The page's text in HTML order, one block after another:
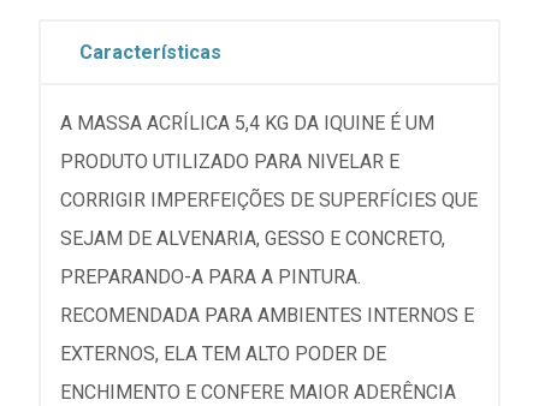
Características
A MASSA ACRÍLICA 5,4 KG DA IQUINE É UM
PRODUTO UTILIZADO PARA NIVELAR E
CORRIGIR IMPERFEIÇÕES DE SUPERFÍCIES QUE
SEJAM DE ALVENARIA, GESSO E CONCRETO,
PREPARANDO-A PARA A PINTURA.
RECOMENDADA PARA AMBIENTES INTERNOS E
EXTERNOS, ELA TEM ALTO PODER DE
ENCHIMENTO E CONFERE MAIOR ADERÊNCIA